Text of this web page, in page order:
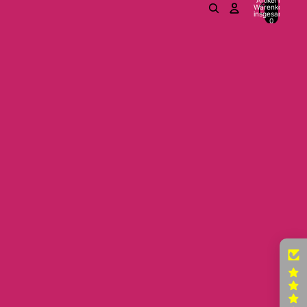
Warenkorb
insgesamt:
0